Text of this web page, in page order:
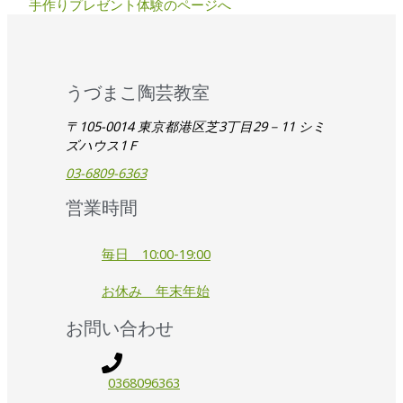
手作りプレゼント体験のページへ
うづまこ陶芸教室
〒105-0014 東京都港区芝3丁目29－11 シミ
ズハウス1Ｆ
03-6809-6363
営業時間
毎日 10:00-19:00
お休み 年末年始
お問い合わせ
0368096363